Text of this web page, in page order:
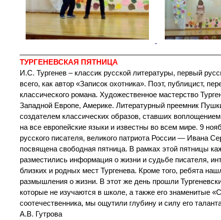
ТУРГЕНЕВСКАЯ ПЯТНИЦА
И.С. Тургенев – классик русской литературы, первый
всего, как автор «Записок охотника». Поэт, публицист,
классического романа. Художественное мастерство
Западной Европе, Америке. Литературный преемник
создателем классических образов, ставших
на все европейские языки и известны во всем мире. 9
русского писателя, великого патриота России — Ивана
посвящена свободная пятница. В рамках этой пятницы
разместились информация о жизни и судьбе писателя,
близких и родных мест Тургенева. Кроме того, ребята
размышления о жизни. В этот же день прошли
которые не изучаются в школе, а также его знаменитые
соотечественника, мы ощутили глубину и силу его
А.В. Гутрова